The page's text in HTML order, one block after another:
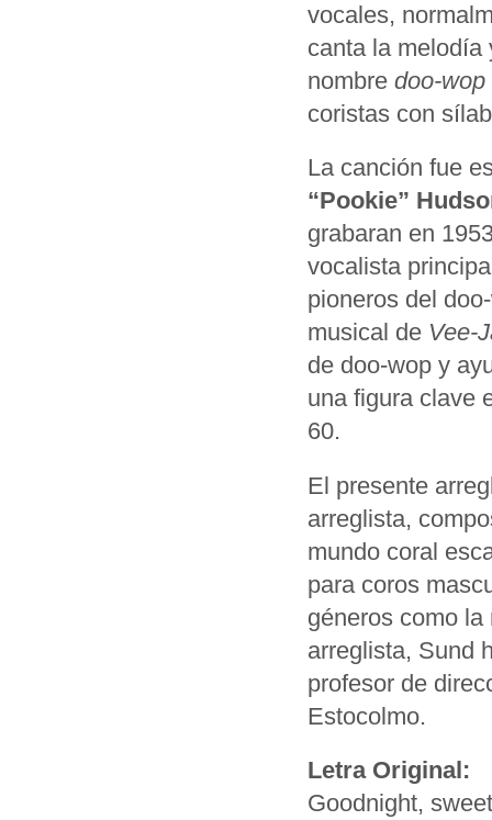
vocales,
canta la melodía
nombre doo‑wop
coristas con
La canción fue
“Pookie”
grabaran en
vocalista
pioneros del
musical de
de doo‑wop y
una figura clave
60.
El presente
arreglista,
mundo coral
para coros
géneros como
arreglista, Sund
profesor de
Estocolmo.
Letra Original:
Goodnight,